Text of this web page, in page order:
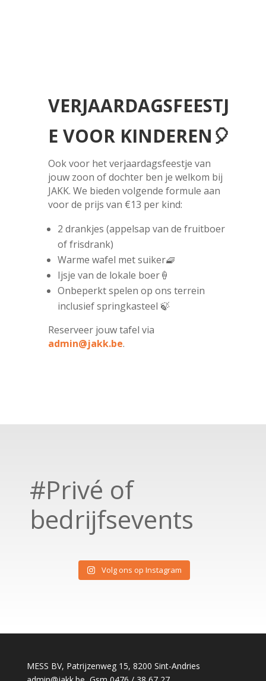
VERJAARDAGSFEESTJ
E VOOR KINDEREN🎈
Ook voor het verjaardagsfeestje van
jouw zoon of dochter ben je welkom bij
JAKK. We bieden volgende formule aan
voor de prijs van €13 per kind:
2 drankjes (appelsap van de fruitboer
of frisdrank)
Warme wafel met suiker🧇
Ijsje van de lokale boer🍦
Onbeperkt spelen op ons terrein
inclusief springkasteel 🍃
Reserveer jouw tafel via
admin@jakk.be.
#Privé of
bedrijfsevents
Volg ons op Instagram
MESS BV, Patrijzenweg 15, 8200 Sint-Andries